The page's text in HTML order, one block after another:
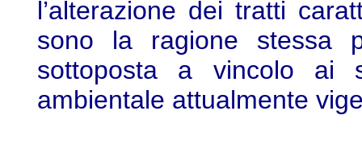
l’alterazione dei tratti
sono la ragione stessa
sottoposta a vincolo ai
ambientale attualmente